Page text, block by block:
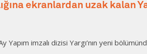
ekranlardan uzak kalan
Yapım imzalı dizisi Yargı’nın yeni